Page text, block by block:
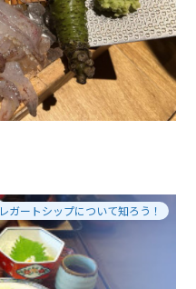
レガートシップについて知ろう！